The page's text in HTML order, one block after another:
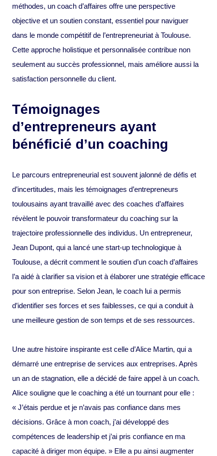
méthodes, un coach d’affaires offre une perspective
objective et un soutien constant, essentiel pour naviguer
dans le monde compétitif de l’entrepreneuriat à Toulouse.
Cette approche holistique et personnalisée contribue non
seulement au succès professionnel, mais améliore aussi la
satisfaction personnelle du client.
Témoignages
d’entrepreneurs ayant
bénéficié d’un coaching
Le parcours entrepreneurial est souvent jalonné de défis et
d’incertitudes, mais les témoignages d’entrepreneurs
toulousains ayant travaillé avec des coaches d’affaires
révèlent le pouvoir transformateur du coaching sur la
trajectoire professionnelle des individus. Un entrepreneur,
Jean Dupont, qui a lancé une start-up technologique à
Toulouse, a décrit comment le soutien d’un coach d’affaires
l’a aidé à clarifier sa vision et à élaborer une stratégie efficace
pour son entreprise. Selon Jean, le coach lui a permis
d’identifier ses forces et ses faiblesses, ce qui a conduit à
une meilleure gestion de son temps et de ses ressources.
Une autre histoire inspirante est celle d’Alice Martin, qui a
démarré une entreprise de services aux entreprises. Après
un an de stagnation, elle a décidé de faire appel à un coach.
Alice souligne que le coaching a été un tournant pour elle :
« J’étais perdue et je n’avais pas confiance dans mes
décisions. Grâce à mon coach, j’ai développé des
compétences de leadership et j’ai pris confiance en ma
capacité à diriger mon équipe. » Elle a pu ainsi augmenter